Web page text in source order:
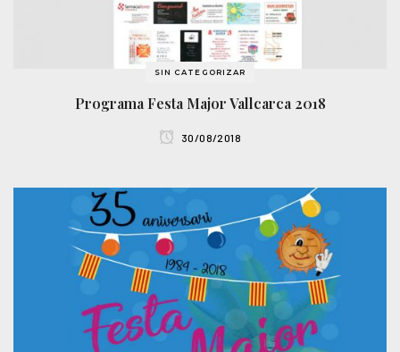
SIN CATEGORIZAR
Programa Festa Major Vallcarca 2018
30/08/2018